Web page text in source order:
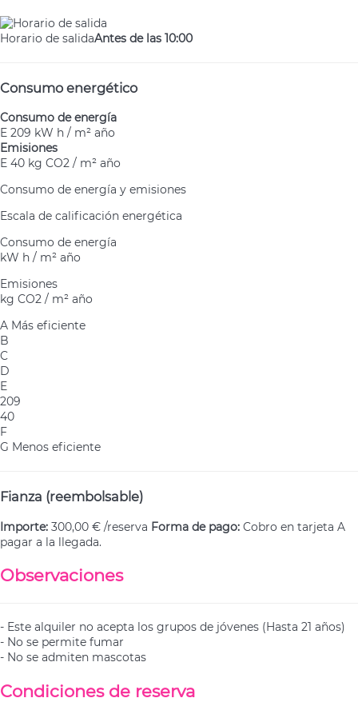
Horario de salidaAntes de las 10:00
Consumo energético
Consumo de energía
E 209 kW h / m² año
Emisiones
E 40 kg CO2 / m² año
Consumo de energía y emisiones
Escala de calificación energética
Consumo de energía
kW h / m² año
Emisiones
kg CO2 / m² año
A Más eficiente
B
C
D
E
209
40
F
G Menos eficiente
Fianza (reembolsable)
Importe: 300,00 € /reserva Forma de pago: Cobro en tarjeta A
pagar a la llegada.
Observaciones
- Este alquiler no acepta los grupos de jóvenes (Hasta 21 años)
- No se permite fumar
- No se admiten mascotas
Condiciones de reserva